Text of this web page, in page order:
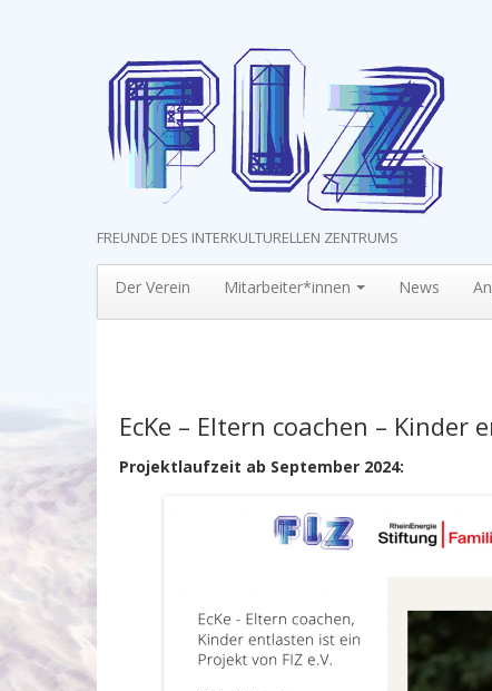
FREUNDE DES INTERKULTURELLEN ZENTRUMS
Der Verein Mitarbeiter*innen News
EcKe – Eltern coachen – Kinder
Projektlaufzeit ab September 2024: